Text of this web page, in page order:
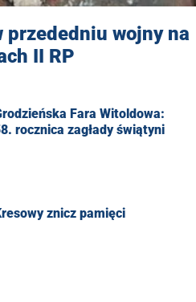
przededniu wojny na
II RP
Fara Witoldowa:
rocznica zagłady świątyni
znicz pamięci